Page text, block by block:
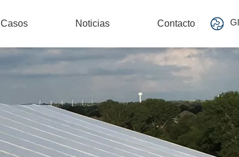
Casos Noticias Contacto